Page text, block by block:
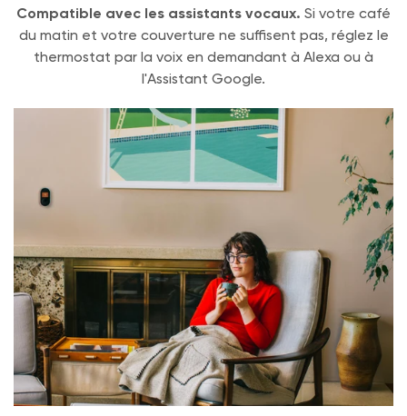
Anglais
Garantie
Compatible avec les assistants vocaux. Si votre café
du matin et votre couverture ne suffisent pas, réglez le
thermostat par la voix en demandant à Alexa ou à
l'Assistant Google.